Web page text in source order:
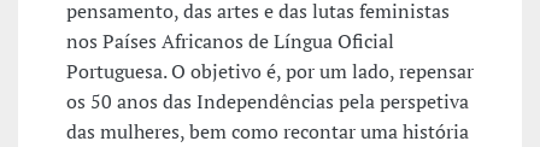
pensamento, das artes e das lutas feministas
nos Países Africanos de Língua Oficial
Portuguesa. O objetivo é, por um lado, repensar
os 50 anos das Independências pela perspetiva
das mulheres, bem como recontar uma história